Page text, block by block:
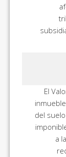
El
del
a